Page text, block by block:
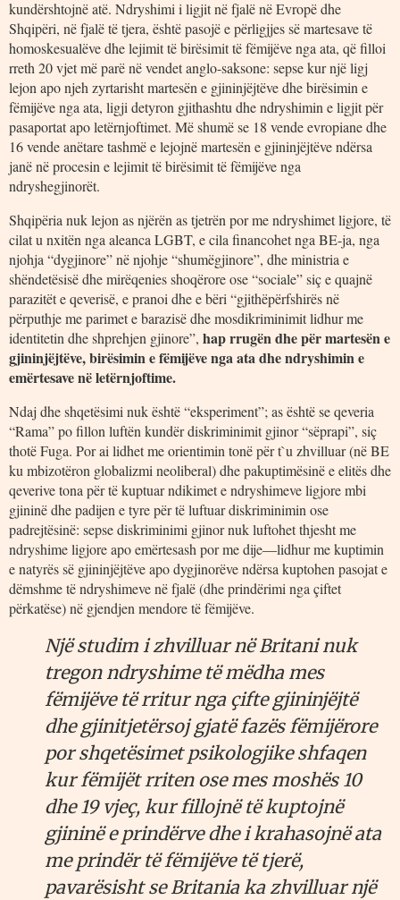
kundërshtojnë atë. Ndryshimi i ligjit në fjalë në Evropë dhe
Shqipëri, në fjalë të tjera, është pasojë e përligjjes së martesave të
homoskesualëve dhe lejimit të birësimit të fëmijëve nga ata, që filloi
rreth 20 vjet më parë në vendet anglo-saksone: sepse kur një ligj
lejon apo njeh zyrtarisht martesën e gjininjëjtëve dhe birësimin e
fëmijëve nga ata, ligji detyron gjithashtu dhe ndryshimin e ligjit për
pasaportat apo letërnjoftimet. Më shumë se 18 vende evropiane dhe
16 vende anëtare tashmë e lejojnë martesën e gjininjëjtëve ndërsa
janë në procesin e lejimit të birësimit të fëmijëve nga
ndryshegjinorët.
Shqipëria nuk lejon as njërën as tjetrën por me ndryshimet ligjore, të
cilat u nxitën nga aleanca LGBT, e cila financohet nga BE-ja, nga
njohja “dygjinore” në njohje “shumëgjinore”, dhe ministria e
shëndetësisë dhe mirëqenies shoqërore ose “sociale” siç e quajnë
parazitët e qeverisë, e pranoi dhe e bëri “gjithëpërfshirës në
përputhje me parimet e barazisë dhe mosdikriminimit lidhur me
identitetin dhe shprehjen gjinore”, hap rrugën dhe për martesën e
gjininjëjtëve, birësimin e fëmijëve nga ata dhe ndryshimin e
emërtesave në letërnjoftime.
Ndaj dhe shqetësimi nuk është “eksperiment”; as është se qeveria
“Rama” po fillon luftën kundër diskriminimit gjinor “sëprapi”, siç
thotë Fuga. Por ai lidhet me orientimin tonë për t`u zhvilluar (në BE
ku mbizotëron globalizmi neoliberal) dhe pakuptimësinë e elitës dhe
qeverive tona për të kuptuar ndikimet e ndryshimeve ligjore mbi
gjininë dhe padijen e tyre për të luftuar diskriminimin ose
padrejtësinë: sepse diskriminimi gjinor nuk luftohet thjesht me
ndryshime ligjore apo emërtesash por me dije―lidhur me kuptimin
e natyrës së gjininjëjtëve apo dygjinorëve ndërsa kuptohen pasojat e
dëmshme të ndryshimeve në fjalë (dhe prindërimi nga çiftet
përkatëse) në gjendjen mendore të fëmijëve.
Një studim i zhvilluar në Britani nuk
tregon ndryshime të mëdha mes
fëmijëve të rritur nga çifte gjininjëjtë
dhe gjinitjetërsoj gjatë fazës fëmijërore
por shqetësimet psikologjike shfaqen
kur fëmijët rriten ose mes moshës 10
dhe 19 vjeç, kur fillojnë të kuptojnë
gjininë e prindërve dhe i krahasojnë ata
me prindër të fëmijëve të tjerë,
pavarësisht se Britania ka zhvilluar një